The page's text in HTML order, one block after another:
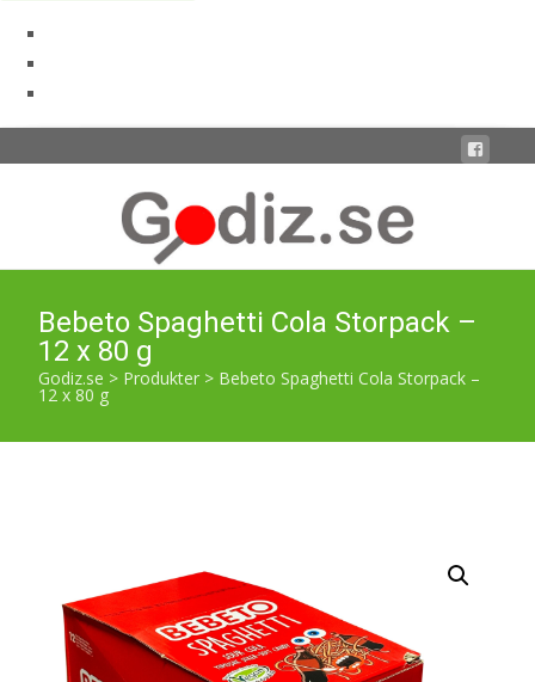
Bebeto Spaghetti Cola Storpack –
12 x 80 g
Godiz.se > Produkter > Bebeto Spaghetti Cola Storpack –
12 x 80 g